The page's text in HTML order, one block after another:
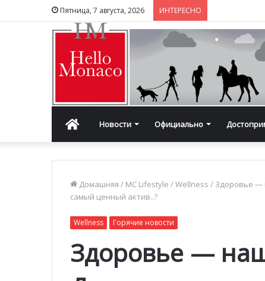
Пятница, 7 августа, 2026 ИНТЕРЕСНО
ГлавнаяНовости Официально
Домашняя / MC Lifestyle /Wellness / Здоровье —
самый ценный актив..?
Wellness Горячие новости
Здоровье —